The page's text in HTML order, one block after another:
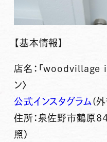
【基本情報】
店名： 「woodvillage
ン〉
公式インスタグラム (外
住所：泉佐野市鶴原
照）